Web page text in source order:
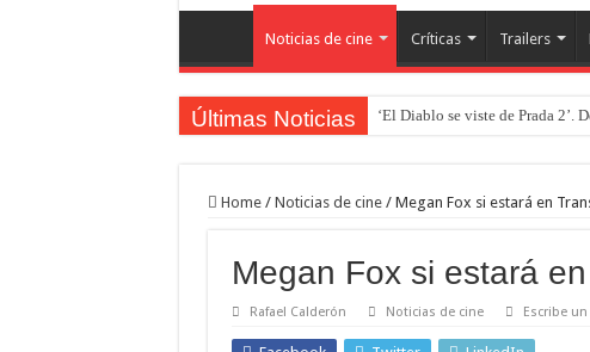
Noticias de cine Críticas Trailers
Últimas Noticias ‘El Diablo se viste de Prada 2’.
‘La Asistenta’. Dúo perfecto
‘Supergirl’. De 7’5 con fresquito
Home / Noticias de cine / Megan Fox si estará en
Megan Fox si estará
Rafael Calderón Noticias de cine Escribe